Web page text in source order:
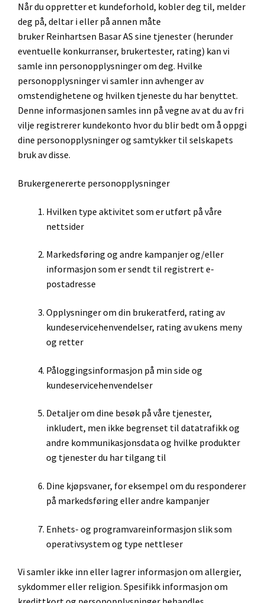
Når du oppretter et kundeforhold, kobler deg til, melder
deg på, deltar i eller på annen måte
bruker Reinhartsen Basar AS sine tjenester (herunder
eventuelle konkurranser, brukertester, rating) kan vi
samle inn personopplysninger om deg. Hvilke
personopplysninger vi samler inn avhenger av
omstendighetene og hvilken tjeneste du har benyttet.
Denne informasjonen samles inn på vegne av at du av fri
vilje registrerer kundekonto hvor du blir bedt om å oppgi
dine personopplysninger og samtykker til selskapets
bruk av disse.
Brukergenererte personopplysninger
Hvilken type aktivitet som er utført på våre
nettsider
Markedsføring og andre kampanjer og/eller
informasjon som er sendt til registrert e-
postadresse
Opplysninger om din brukeratferd, rating av
kundeservicehenvendelser, rating av ukens meny
og retter
Påloggingsinformasjon på min side og
kundeservicehenvendelser
Detaljer om dine besøk på våre tjenester,
inkludert, men ikke begrenset til datatrafikk og
andre kommunikasjonsdata og hvilke produkter
og tjenester du har tilgang til
Dine kjøpsvaner, for eksempel om du responderer
på markedsføring eller andre kampanjer
Enhets- og programvareinformasjon slik som
operativsystem og type nettleser
Vi samler ikke inn eller lagrer informasjon om allergier,
sykdommer eller religion. Spesifikk informasjon om